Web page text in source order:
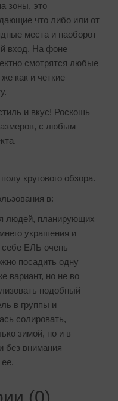
зоны, это
что либо или от
места и наоборот
вход. На фоне
смотрятся любые
как и четкие
и вкус! Роскошь
с любым
кругового обзора.
в:
людей, планирующих
украшения и
себе ЕЛЬ очень
посадить одну
вариант, но не во
подобный
в группы и
солировать,
зимой, но и в
без внимания